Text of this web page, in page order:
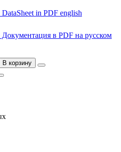
in PDF english
в PDF на русском
В корзину